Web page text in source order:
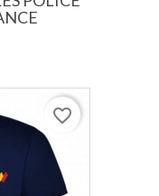
favorite_border